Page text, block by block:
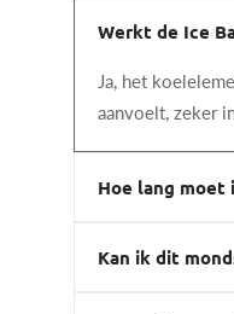
Werkt de Ice
Ja, het
aanvoelt, zeker
Hoe lang
Kan ik dit